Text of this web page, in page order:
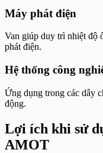
Máy phát điện
Van giúp duy trì nhiệt độ
phát điện.
Hệ thống công
Ứng dụng trong các dây
động.
Lợi ích khi sử
AMOT